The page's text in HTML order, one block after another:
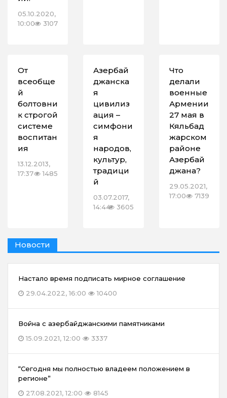
05.10.2020,
10:00
3107
От
всеобще
й
болтовни
к строгой
системе
воспитан
ия
13.12.2013,
17:37
1485
Азербай
джанска
я
цивилиз
ация –
симфони
я
народов,
культур,
традици
й
03.07.2017,
14:44 3605
Что
делали
военные
Армении
27 мая в
Кяльбад
жарском
районе
Азербай
джана?
29.05.2021,
17:00
7139
Новости
Настало время подписать мирное соглашение
29.04.2022, 16:00
10400
Война с азербайджанскими памятниками
15.09.2021, 12:00
3337
“Сегодня мы полностью владеем положением в
регионе”
27.08.2021, 12:00
8145